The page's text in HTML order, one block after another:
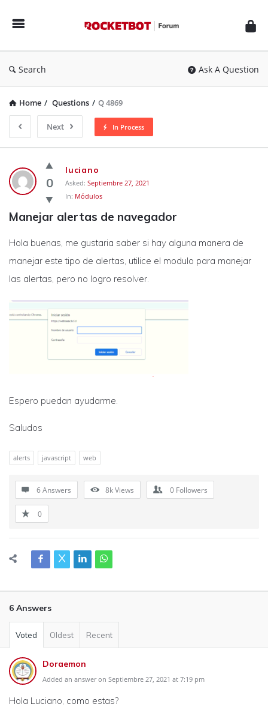
Forum
Search Ask A Question
Home / Questions / Q 4869
Next In Process
Rocketbot
Forum
Latest
Questions
0
luciano
Asked: Septiembre 27, 2021
In: Módulos
Manejar alertas de navegador
Hola buenas, me gustaria saber si hay alguna manera de
manejar este tipo de alertas, utilice el modulo para manejar
las alertas, pero no logro resolver.
Espero puedan ayudarme.
Saludos
alerts javascript web
6 Answers 8kViews 0 Followers
0
6 Answers
Voted Oldest Recent
Doraemon
Added an answer on Septiembre 27, 2021 at 7:19 pm
Hola Luciano, como estas?